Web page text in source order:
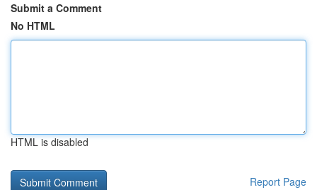
Submit a Comment
No HTML
HTML is disabled
Report Page